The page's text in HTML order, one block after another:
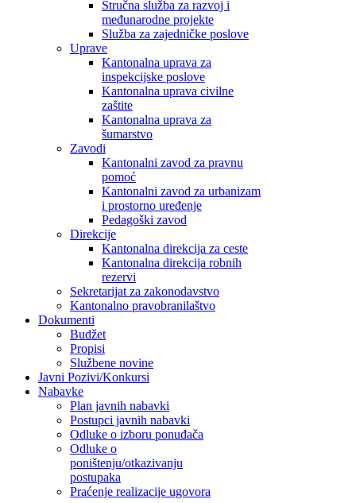
Stručna služba za razvoj i
međunarodne projekte
Služba za zajedničke poslove
Uprave
Kantonalna uprava za
inspekcijske poslove
Kantonalna uprava civilne
zaštite
Kantonalna uprava za
šumarstvo
Zavodi
Kantonalni zavod za pravnu
pomoć
Kantonalni zavod za urbanizam
i prostorno uređenje
Pedagoški zavod
Direkcije
Kantonalna direkcija za ceste
Kantonalna direkcija robnih
rezervi
Sekretarijat za zakonodavstvo
Kantonalno pravobranilaštvo
Dokumenti
Budžet
Propisi
Službene novine
Javni Pozivi/Konkursi
Nabavke
Plan javnih nabavki
Postupci javnih nabavki
Odluke o izboru ponuđača
Odluke o
poništenju/otkazivanju
postupaka
Praćenje realizacije ugovora